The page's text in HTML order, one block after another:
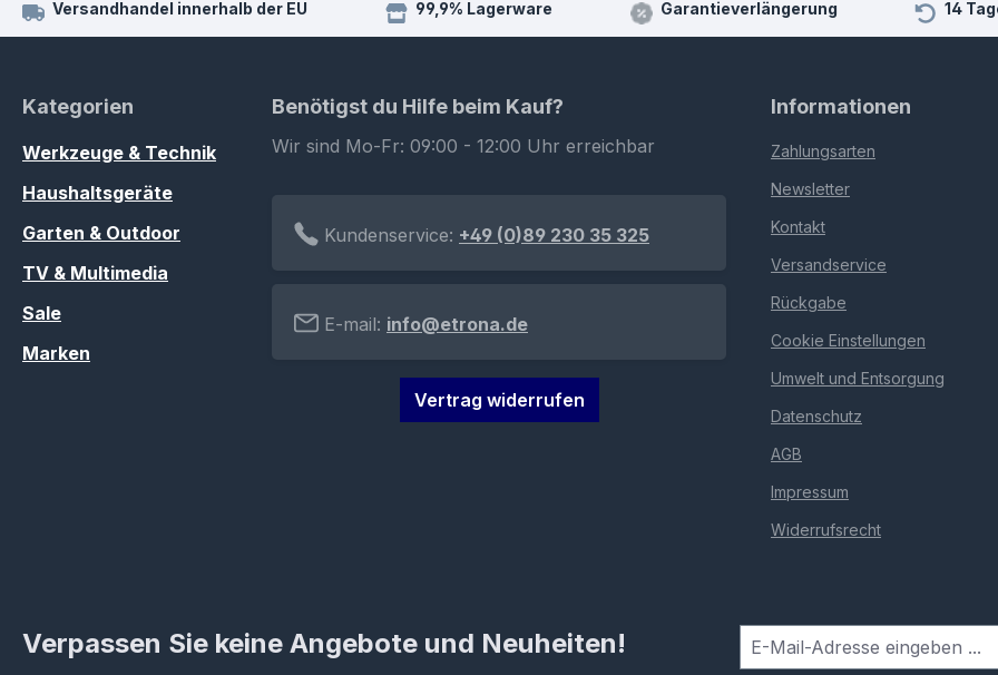
Versandhandel innerhalb der EU 99,9% Lagerware Garantieverlängerung 14
Kategorien
Werkzeuge & Technik
Haushaltsgeräte
Garten & Outdoor
TV & Multimedia
Sale
Marken
Benötigst du Hilfe beim Kauf?
Wir sind Mo-Fr: 09:00 - 12:00 Uhr erreichbar
Kundenservice: +49 (0)89 230 35 325
E-mail: info@etrona.de
Vertrag widerrufen
Informationen
Zahlungsarten
Newsletter
Kontakt
Versandservice
Rückgabe
Cookie Einstellungen
Umwelt und Entsorgung
Datenschutz
AGB
Impressum
Widerrufsrecht
Verpassen Sie keine Angebote und Neuheiten!